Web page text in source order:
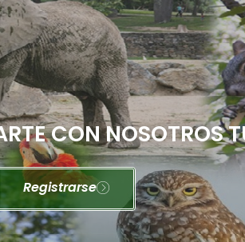
CON NOSOTROS
Registrarse